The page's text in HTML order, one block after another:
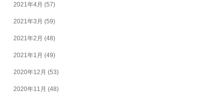
2021年4月 (57)
2021年3月 (59)
2021年2月 (48)
2021年1月 (49)
2020年12月 (53)
2020年11月 (48)